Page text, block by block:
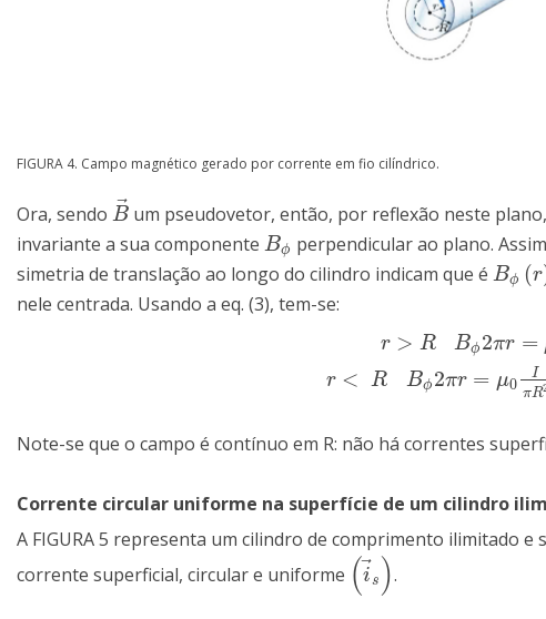
FIGURA 4. Campo magnético gerado por corrente em fio cilíndrico.
Ora, sendo B⃗
B→um pseudovetor, então, por reflexão neste
invariante a sua componente Bϕ
Bϕ perpendicular ao plano.
simetria de translação ao longo do cilindro indicam que é Bϕ (r
Bϕ( r)
nele centrada. Usando a eq. (3), tem-se:
r > R Bϕ 2πr =
r>RBϕ2 r=μ0I→Bϕ=
r < R Bϕ 2πr = μ0
I
πR
r< RB ϕ2π =μ0IπR2πr 2→Bϕ
Note-se que o campo é contínuo em R: não há correntes
Corrente circular uniforme na superfície de um cilindro
A FIGURA 5 representa um cilindro de comprimento ilimitado e
corrente superficial, circular e uniforme (is )
(i →s ).